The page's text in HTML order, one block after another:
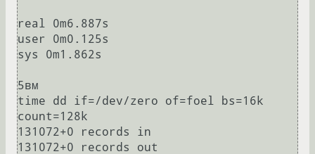
real 0m6.887s
user 0m0.125s
sys 0m1.862s
5вм
time dd if=/dev/zero of=foel bs=16k
count=128k
131072+0 records in
131072+0 records out